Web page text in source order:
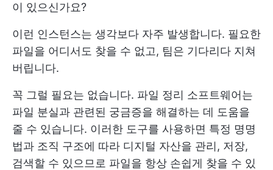
이 있으신가요?
이런 인스턴스는 생각보다 자주 발생합니다. 필요한
파일을 어디서도 찾을 수 없고, 팀은 기다리다 지쳐
버립니다.
꼭 그럴 필요는 없습니다. 파일 정리 소프트웨어는
파일 분실과 관련된 궁금증을 해결하는 데 도움을
줄 수 있습니다. 이러한 도구를 사용하면 특정 명명
법과 조직 구조에 따라 디지털 자산을 관리, 저장,
검색할 수 있으므로 파일을 항상 손쉽게 찾을 수 있